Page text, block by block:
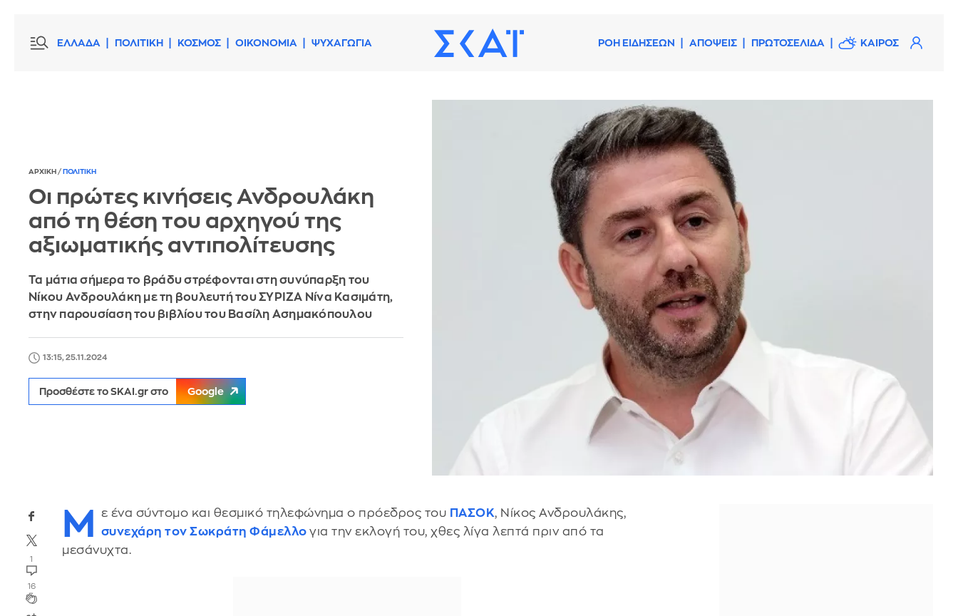
ΕΛΛΑΔΑ ΠΟΛΙΤΙΚΗ ΚΟΣΜΟΣ ΟΙΚΟΝΟΜΙΑ ΨΥΧΑΓΩΓΙΑ ΡΟΗ ΕΙΔΗΣΕΩΝ ΑΠΟΨΕΙΣ ΠΡΩΤΟΣΕΛΙΔΑ ΚΑΙΡΟΣ
ΑΡΧΙΚΗ / ΠΟΛΙΤΙΚΗ
Οι πρώτες κινήσεις Ανδρουλάκη
από τη θέση του αρχηγού της
αξιωματικής αντιπολίτευσης
Τα μάτια σήμερα το βράδυ στρέφονται στη συνύπαρξη του
Νίκου Ανδρουλάκη με τη βουλευτή του ΣΥΡΙΖΑ Νίνα Κασιμάτη,
στην παρουσίαση του βιβλίου του Βασίλη Ασημακόπουλου
13:15, 25.11.2024
Προσθέστε το SKAI.gr στο Google
1
16
Μ ε ένα σύντομο και θεσμικό τηλεφώνημα ο πρόεδρος του ΠΑΣΟΚ, Νίκος Ανδρουλάκης,
συνεχάρη τον Σωκράτη Φάμελλογια την εκλογή του, χθες λίγα λεπτά πριν από τα
μεσάνυχτα.